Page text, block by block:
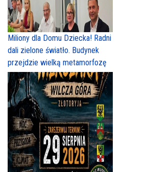
Miliony dla Domu Dziecka! Radni
dali zielone światło. Budynek
przejdzie wielką metamorfozę